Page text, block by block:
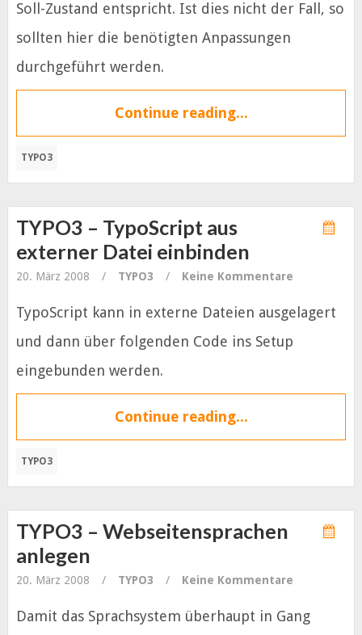
Soll-Zustand entspricht. Ist dies nicht der Fall, so
sollten hier die benötigten Anpassungen
durchgeführt werden.
Continue reading...
TYPO3
TYPO3 – TypoScript aus
externer Datei einbinden
20. März 2008 / TYPO3 / Keine Kommentare
TypoScript kann in externe Dateien ausgelagert
und dann über folgenden Code ins Setup
eingebunden werden.
Continue reading...
TYPO3
TYPO3 – Webseitensprachen
anlegen
20. März 2008 / TYPO3 / Keine Kommentare
Damit das Sprachsystem überhaupt in Gang